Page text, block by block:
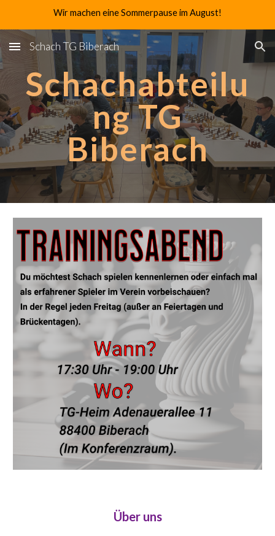
Wir machen eine Sommerpause im August!
Schach TG Biberach
Schachabteilu
ng TG
Biberach
Über uns